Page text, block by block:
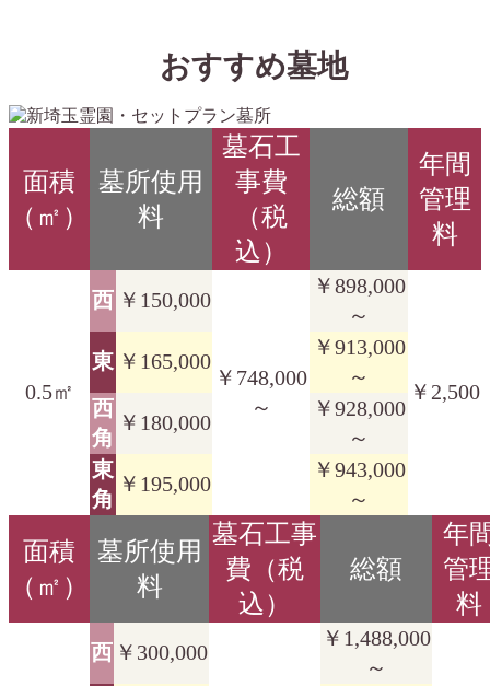
おすすめ墓地
面積
（㎡）
墓所使用
料
墓石工
事費
（税
込）
総額
年間
管理
料
0.5㎡
西 ￥150,000
￥748,000
～
￥898,000
～
￥2,500
東 ￥165,000
￥913,000
～
西
角
￥180,000
￥928,000
～
東
角
￥195,000
￥943,000
～
面積
（㎡）
墓所使用
料
墓石工事
費（税
込）
総額
年
管
料
西 ￥300,000
￥1,488,000
～